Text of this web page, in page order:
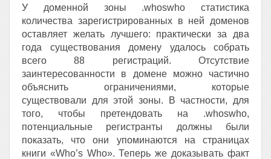
У доменной зоны .whoswho статистика
количества зарегистрированных в ней доменов
оставляет желать лучшего: практически за два
года существования домену удалось собрать
всего 88 регистраций. Отсутствие
заинтересованности в домене можно частично
объяснить ограничениями, которые
существовали для этой зоны. В частности, для
того, чтобы претендовать на .whoswho,
потенциальные регистранты должны были
показать, что они упоминаются на страницах
книги «Who’s Who». Теперь же доказывать факт